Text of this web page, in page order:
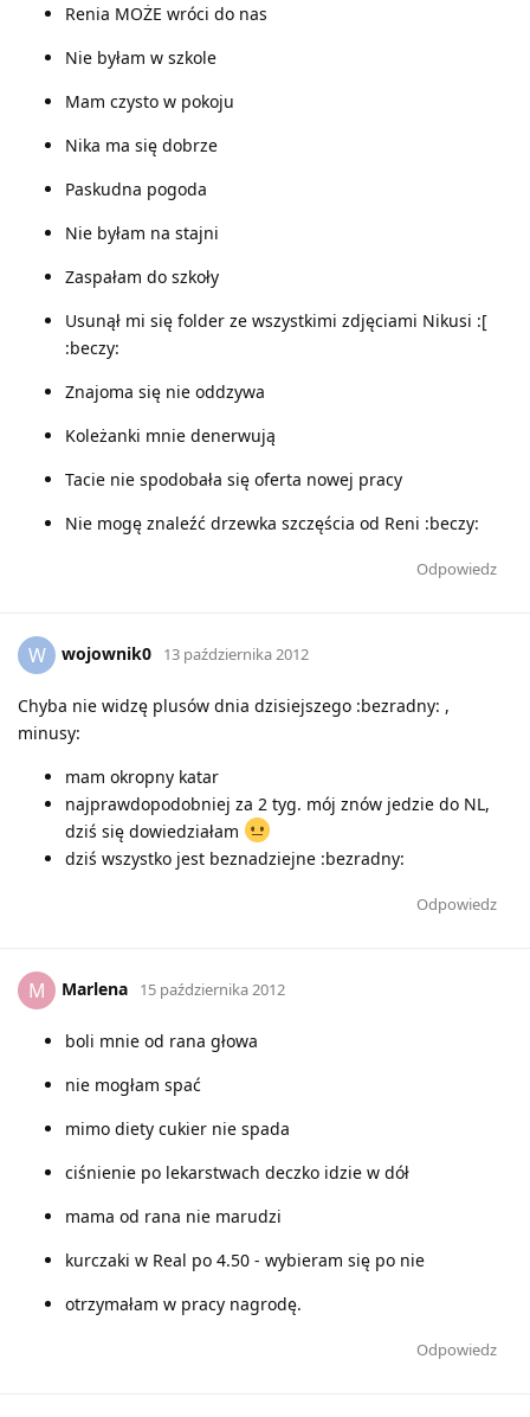
Renia MOŻE wróci do nas
Nie byłam w szkole
Mam czysto w pokoju
Nika ma się dobrze
Paskudna pogoda
Nie byłam na stajni
Zaspałam do szkoły
Usunął mi się folder ze wszystkimi zdjęciami Nikusi :[
:beczy:
Znajoma się nie oddzywa
Koleżanki mnie denerwują
Tacie nie spodobała się oferta nowej pracy
Nie mogę znaleźć drzewka szczęścia od Reni :beczy:
Odpowiedz
W wojownik0 13 października 2012
Chyba nie widzę plusów dnia dzisiejszego :bezradny: ,
minusy:
mam okropny katar
najprawdopodobniej za 2 tyg. mój znów jedzie do NL,
dziś się dowiedziałam
dziś wszystko jest beznadziejne :bezradny:
Odpowiedz
M Marlena 15 października 2012
boli mnie od rana głowa
nie mogłam spać
mimo diety cukier nie spada
ciśnienie po lekarstwach deczko idzie w dół
mama od rana nie marudzi
kurczaki w Real po 4.50 - wybieram się po nie
otrzymałam w pracy nagrodę.
Odpowiedz